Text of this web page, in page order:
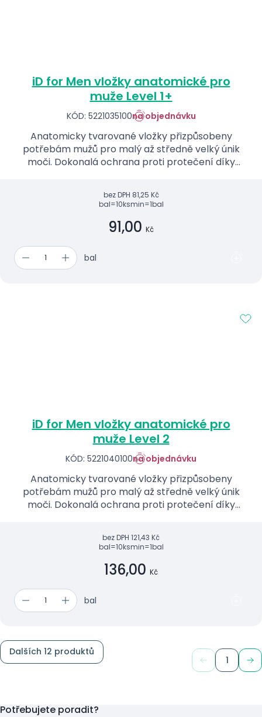
iD for Men vložky anatomické pro
muže Level 1+
KÓD: 5221035100na objednávku
Anatomicky tvarované vložky přizpůsobeny
potřebám mužů pro malý až středně velký únik
moči. Dokonalá ochrana proti protečení díky
bez DPH 81,25 Kč
bal=10ksmin=1bal
91,00 Kč
bal
iD for Men vložky anatomické pro
muže Level 2
KÓD: 5221040100na objednávku
Anatomicky tvarované vložky přizpůsobeny
potřebám mužů pro malý až středně velký únik
moči. Dokonalá ochrana proti protečení díky
bez DPH 121,43 Kč
bal=10ksmin=1bal
136,00 Kč
bal
Dalších 12 produktů
1
Potřebujete poradit?